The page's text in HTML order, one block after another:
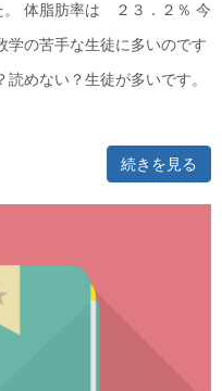
体脂肪率は ２３．２％ 今
学の苦手な生徒に多いのです
めない？生徒が多いです。
続きを見る